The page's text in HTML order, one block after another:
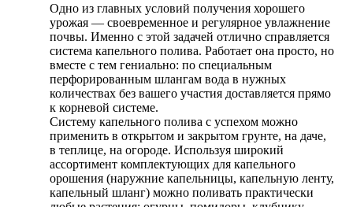
Одно из главных условий получения хорошего
урожая — своевременное и регулярное увлажнение
почвы. Именно с этой задачей отлично справляется
система капельного полива. Работает она просто, но
вместе с тем гениально: по специальным
перфорированным шлангам вода в нужных
количествах без вашего участия доставляется прямо
к корневой системе.
Систему капельного полива с успехом можно
применить в открытом и закрытом грунте, на даче,
в теплице, на огороде. Используя широкий
ассортимент комплектующих для капельного
орошения (наружние капельницы, капельную ленту,
капельный шланг) можно поливать практически